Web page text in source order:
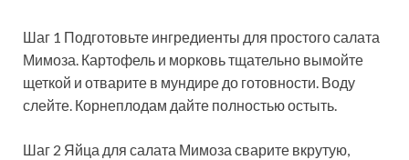
Шаг 1 Подготовьте ингредиенты для простого салата
Мимоза. Картофель и морковь тщательно вымойте
щеткой и отварите в мундире до готовности. Воду
слейте. Корнеплодам дайте полностью остыть.
Шаг 2 Яйца для салата Мимоза сварите вкрутую,